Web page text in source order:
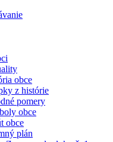
obce
z histórie
pomery
obce
obce
plán